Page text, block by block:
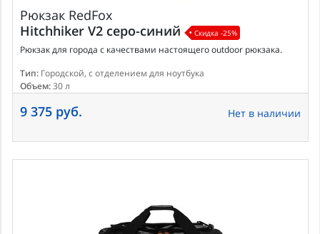
Рюкзак RedFox
Hitchhiker V2 серо-синий
Скидка -25%
Рюкзак для города c качествами настоящего outdoor рюкзака.
Тип: Городской, с отделением для ноутбука
Объем:30 л
9 375 руб. Нет в наличии